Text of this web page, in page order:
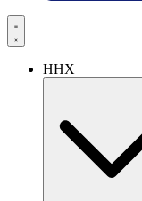
HHX